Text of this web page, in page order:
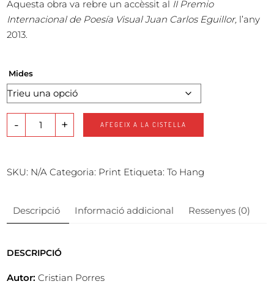
Aquesta obra va rebre un accèssit al II Premio
Internacional de Poesía Visual Juan Carlos Eguillor, l’any
2013.
Mides
- + AFEGEIX A LA CISTELLA
SKU: N/A Categoria: Print Etiqueta:To Hang
Descripció Informació addicional Ressenyes (0)
DESCRIPCIÓ
Autor: Cristian Porres